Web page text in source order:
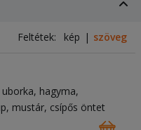
Feltétek: kép szöveg
uborka hagyma
mustár csípős öntet